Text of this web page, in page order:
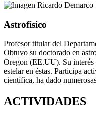
Astrofísico
Profesor titular del
Obtuvo su doctorado en
Oregon (EE.UU). Su interés
estelar en éstas. Participa
científica, ha dado
ACTIVIDADES